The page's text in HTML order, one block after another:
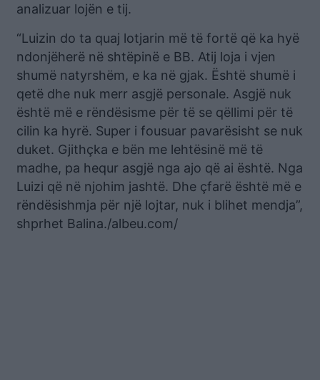
analizuar lojën e tij.
“Luizin do ta quaj lotjarin më të fortë që ka hyë
ndonjëherë në shtëpinë e BB. Atij loja i vjen
shumë natyrshëm, e ka në gjak. Është shumë i
qetë dhe nuk merr asgjë personale. Asgjë nuk
është më e rëndësisme për të se qëllimi për të
cilin ka hyrë. Super i fousuar pavarësisht se nuk
duket. Gjithçka e bën me lehtësinë më të
madhe, pa hequr asgjë nga ajo që ai është. Nga
Luizi që në njohim jashtë. Dhe çfarë është më e
rëndësishmja për një lojtar, nuk i blihet mendja”,
shprhet Balina./albeu.com/